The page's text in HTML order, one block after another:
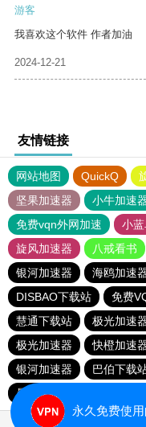
游客
我喜欢这个软件 作者加油
2024-12-21
友情链接
网站地图 QuickQ
坚果加速器
小牛加速
免费vqn外网加速
小
旋风加速器
八戒看书
银河加速器
海鸥加速
DISBAO下载站
免费
慧通下载站
极光加速
极光加速器
快橙加速
银河加速器
巴伯下载
暴雪vp
永久免费使